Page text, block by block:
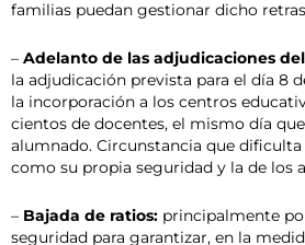
familias puedan gestionar dicho
– Adelanto de las adjudicaciones
la adjudicación prevista para el día 8
la incorporación a los centros
cientos de docentes, el mismo día
alumnado. Circunstancia que
como su propia seguridad y la de los
– Bajada de ratios: principalmente
seguridad para garantizar, en la